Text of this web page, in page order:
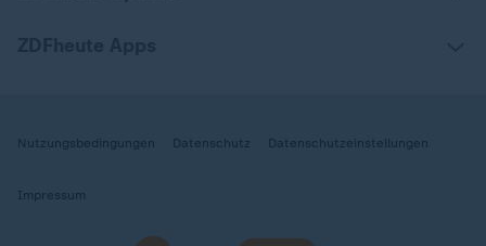
Nutzungsbedingungen Datenschutz Datenschutzeinstellungen
Impressum